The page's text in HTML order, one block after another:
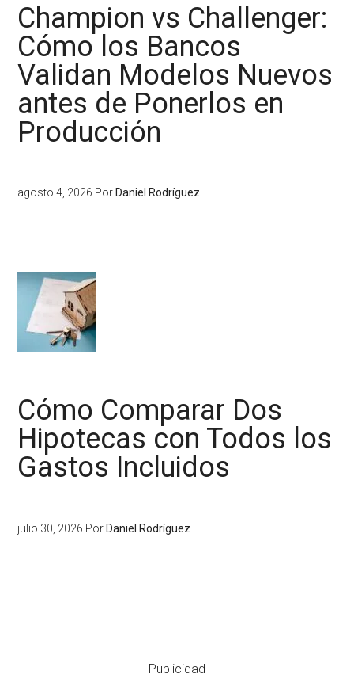
Champion vs Challenger:
Cómo los Bancos
Validan Modelos Nuevos
antes de Ponerlos en
Producción
agosto 4, 2026 Por Daniel Rodríguez
Cómo Comparar Dos
Hipotecas con Todos los
Gastos Incluidos
julio 30, 2026 Por Daniel Rodríguez
Publicidad